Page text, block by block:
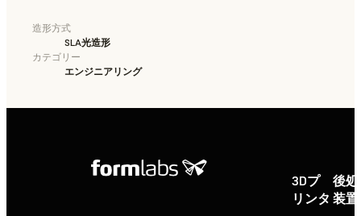
造形方式
SLA光造形
カテゴリー
エンジニアリング
3Dプ
リンタ
後
装置